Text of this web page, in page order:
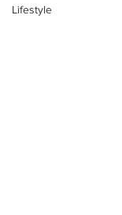
Lifestyle